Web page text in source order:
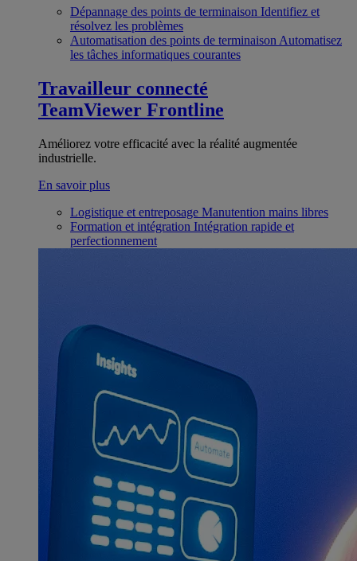
Dépannage des points de terminaison Identifiez et
résolvez les problèmes
Automatisation des points de terminaison Automatisez
les tâches informatiques courantes
Travailleur connecté
TeamViewer Frontline
Améliorez votre efficacité avec la réalité augmentée
industrielle.
En savoir plus
Logistique et entreposage Manutention mains libres
Formation et intégration Intégration rapide et
perfectionnement